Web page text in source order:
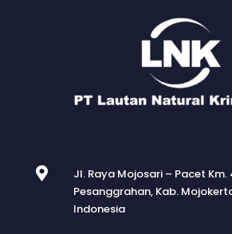

Jl. Raya Mojosari – Pacet Km.
Pesanggrahan, Kab.
Indonesia